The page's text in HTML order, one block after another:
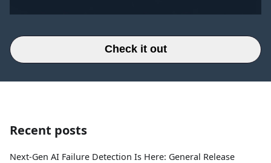
Check it out
Recent posts
Next-Gen AI Failure Detection Is Here: General Release